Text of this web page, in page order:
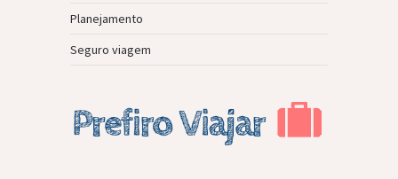
Planejamento
Seguro viagem